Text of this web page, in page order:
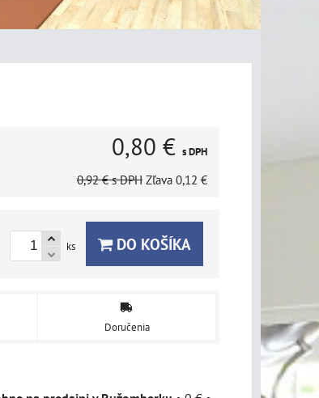
0,80 € s DPH
0,92 € s DPH Zľava 0,12 €
ks DO KOŠÍKA
Doručenia